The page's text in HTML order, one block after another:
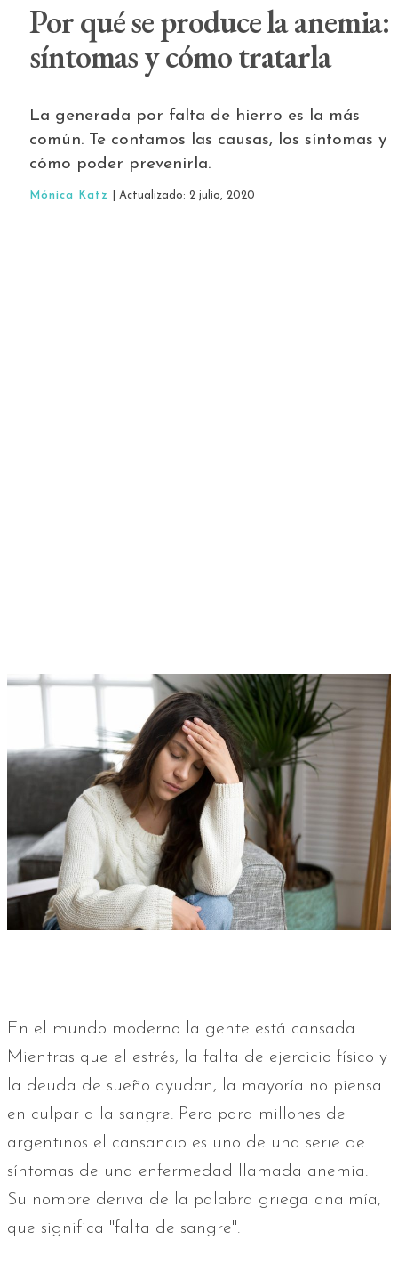
Por qué se produce la anemia:
síntomas y cómo tratarla
La generada por falta de hierro es la más
común. Te contamos las causas, los síntomas y
cómo poder prevenirla.
Mónica Katz | Actualizado: 2 julio, 2020
En el mundo moderno la gente está cansada.
Mientras que el estrés, la falta de ejercicio físico y
la deuda de sueño ayudan, la mayoría no piensa
en culpar a la sangre. Pero para millones de
argentinos el cansancio es uno de una serie de
síntomas de una enfermedad llamada anemia.
Su nombre deriva de la palabra griega anaimía,
que significa "falta de sangre".